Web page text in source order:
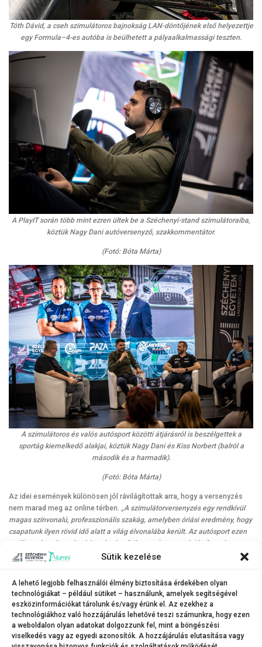
Sütik kezelése
A lehető legjobb felhasználói élmény biztosítása érdekében olyan
technológiákat – például sütiket – használunk, amelyek segítségével
eszközinformációkat tárolunk és/vagy érünk el. Az ezekhez a
technológiákhoz való hozzájárulás lehetővé teszi számunkra, hogy ezen
a weboldalon olyan adatokat dolgozzunk fel, mint a böngészési
viselkedés vagy az egyedi azonosítók. A hozzájárulás elutasítása vagy
Tóth Dávid, a cseh szimulátoros bajnokság LAN-döntőjének első helyezettje
egy Formula–4-es autóba is beülhetett a pályaalkalmassági teszten.
A PlayIT során több mint ezren ültek be a Széchenyi-stand szimulátoraiba,
köztük Nagy Dani autóversenyző, szakkommentátor.
(Fotó: Bóta Márta)
A szimulátoros és valós autósport közötti átjárásról is beszélgettek a
sportág kiemelkedő alakjai, köztük Nagy Dani és Kiss Norbert (balról a
második és a harmadik).
(Fotó: Bóta Márta)
Az idei események különösen jól rávilágítottak arra, hogy a versenyzés
nem marad meg az online térben. „A szimulátorversenyzés egy rendkívül
magas színvonalú, professzionális szakág, amelyben óriási eredmény, hogy
csapatunk ilyen rövid idő alatt a világ élvonalába került. Az autósport ezen
területe olyan komplex készségeket fejleszt – koncentrációt, fegyelmet,
stratégiai gondolkodást, mérnöki szemléletet és csapatmunkát –, amelyek
kompetenciák a valós, offline versenypályákon, a mérnöki területeken vagy
akár a motorsportmédiában is kamatoztathatók. Az idei eredményeink
egyértelműen mutatják: a szimulátorsportból valóban el lehet jutni a valódi
versenyzésig”– mondta Nagy Zsolt, a Széchenyi István Egyetem e-sport-
divíziójának munkatársa, a szimulátorcsapat vezetője.